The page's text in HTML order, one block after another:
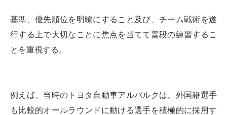
基準、優先順位を明瞭にすること及び、チーム戦術を遂
行する上で大切なことに焦点を当てて普段の練習するこ
とを重視する。
例えば、当時のトヨタ自動車アルバルクは、外国籍選手
も比較的オールラウンドに動ける選手を積極的に採用す